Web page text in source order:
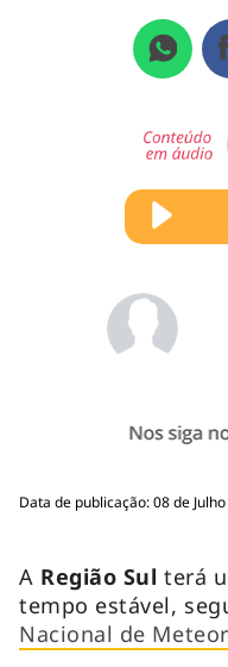
Data de publicação: 08 de
A Região Sul terá
tempo estável,
Nacional de